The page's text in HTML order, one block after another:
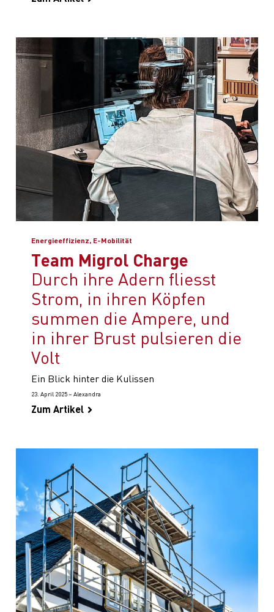
Energieeffizienz, E-Mobilität
Team Migrol Charge
Durch ihre Adern fliesst
Strom, in ihren Köpfen
summen die Ampere, und
in ihrer Brust pulsieren die
Volt
Ein Blick hinter die Kulissen
23. April 2025 – Alexandra
Zum Artikel